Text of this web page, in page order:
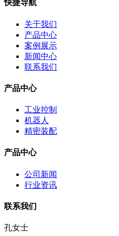
快捷导航
关于我们
产品中心
案例展示
新闻中心
联系我们
产品中心
工业控制
机器人
精密装配
产品中心
公司新闻
行业资讯
联系我们
孔女士